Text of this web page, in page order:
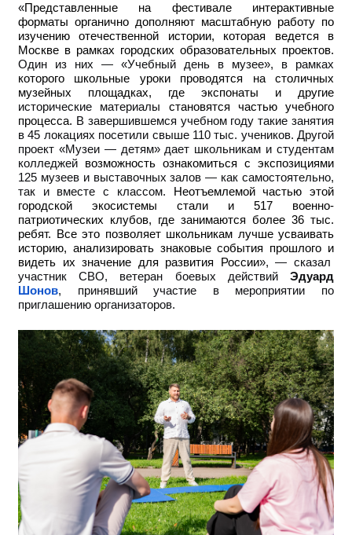
«Представленные на фестивале интерактивные
форматы органично дополняют масштабную работу по
изучению отечественной истории, которая ведется в
Москве в рамках городских образовательных проектов.
Один из них — «Учебный день в музее», в рамках
которого школьные уроки проводятся на столичных
музейных площадках, где экспонаты и другие
исторические материалы становятся частью учебного
процесса. В завершившемся учебном году такие занятия
в 45 локациях посетили свыше 110 тыс. учеников. Другой
проект «Музеи — детям» дает школьникам и студентам
колледжей возможность ознакомиться с экспозициями
125 музеев и выставочных залов — как самостоятельно,
так и вместе с классом.
Неотъемлемой частью этой
городской экосистемы стали и 517 военно-
патриотических клубов, где занимаются более 36 тыс.
ребят. Все это позволяет школьникам лучше усваивать
историю, анализировать знаковые события прошлого и
видеть их значение для развития России», — сказал
участник СВО, ветеран боевых действий Эдуард
Шонов, принявший участие в мероприятии по
приглашению организаторов.